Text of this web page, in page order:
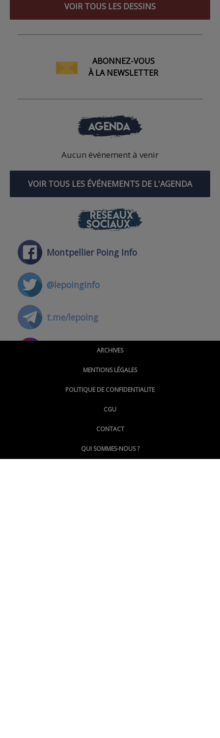
VOIR TOUS LES DESSINS
ABONNEZ-VOUS
À LA NEWSLETTER
AGENDA
Aucun événement à venir
VOIR TOUS LES ÉVÉNEMENTS DE L'AGENDA
RÉSEAUX
SOCIAUX
Montpellier Poing Info
@lepoinginfo
t.me/lepoing
@montpellierpoinginfo
@LePoingMontpellier
ARCHIVES
MENTIONS LÉGALES
POLITIQUE DE CONFIDENTIALITE
CGU
CONTACT
QUI SOMMES-NOUS ?